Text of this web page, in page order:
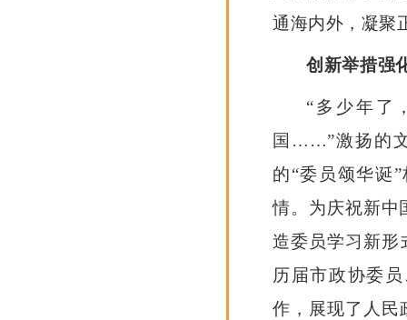
通海内外，凝聚
创新举措强
“多少年了
国……”激扬的
的“委员颂华诞
情。为庆祝新中
造委员学习新形
历届市政协委
作，展现了人民